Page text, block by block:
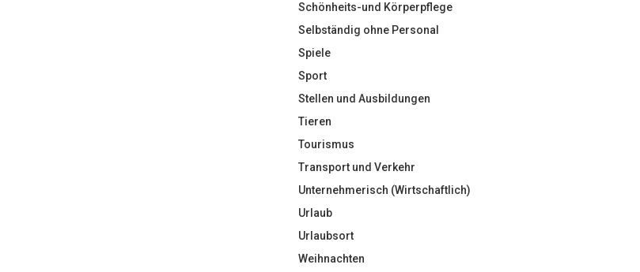
Schönheits-und Körperpflege
Selbständig ohne Personal
Spiele
Sport
Stellen und Ausbildungen
Tieren
Tourismus
Transport und Verkehr
Unternehmerisch (Wirtschaftlich)
Urlaub
Urlaubsort
Weihnachten